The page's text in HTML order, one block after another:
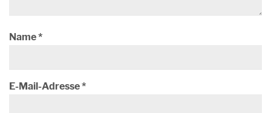
Name*
E-Mail-Adresse*